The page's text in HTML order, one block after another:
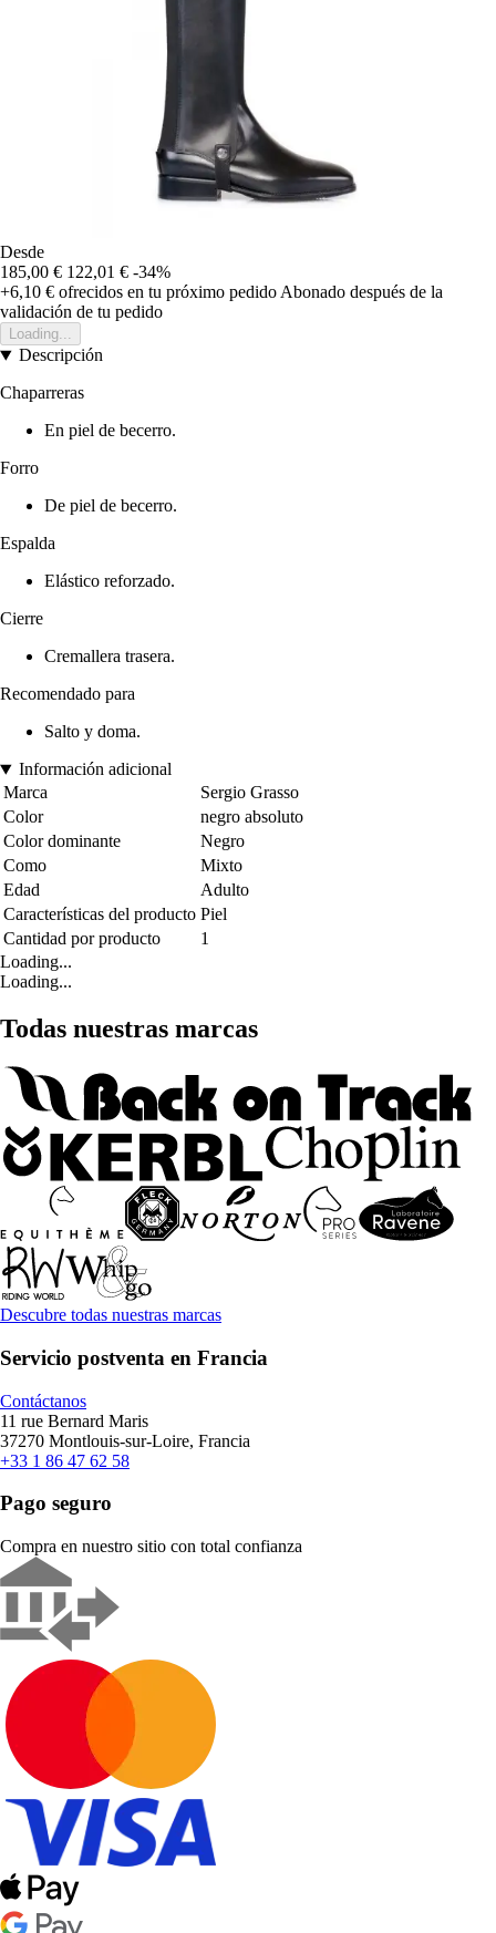
Desde
185,00 € 122,01 € -34%
+6,10 € ofrecidos en tu próximo pedidoAbonado después de la
validación de tu pedido
Loading...
Descripción
Chaparreras
En piel de becerro.
Forro
De piel de becerro.
Espalda
Elástico reforzado.
Cierre
Cremallera trasera.
Recomendado para
Salto y doma.
Información adicional
Marca
Sergio Grasso
Color
negro absoluto
Color dominante
Negro
Como
Mixto
Edad
Adulto
Características del producto Piel
Cantidad por producto
1
Loading...
Loading...
Todas nuestras marcas
Descubre todas nuestras marcas
Servicio postventa en Francia
Contáctanos
11 rue Bernard Maris
37270 Montlouis-sur-Loire, Francia
+33 1 86 47 62 58
Pago seguro
Compra en nuestro sitio con total confianza